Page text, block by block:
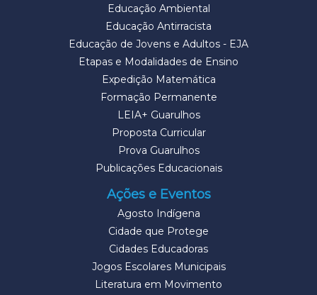
Educação Ambiental
Educação Antirracista
Educação de Jovens e Adultos - EJA
Etapas e Modalidades de Ensino
Expedição Matemática
Formação Permanente
LEIA+ Guarulhos
Proposta Curricular
Prova Guarulhos
Publicações Educacionais
Ações e Eventos
Agosto Indígena
Cidade que Protege
Cidades Educadoras
Jogos Escolares Municipais
Literatura em Movimento